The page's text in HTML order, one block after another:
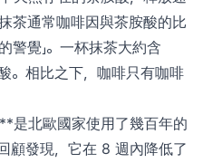
茶通常咖啡因與茶胺酸的比
警覺」。一杯抹茶大約含
。相比之下，咖啡只有咖啡
是北歐國家使用了幾百年的
顧發現，它在 8 週內降低了